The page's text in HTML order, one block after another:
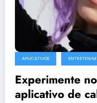
APLICATIVOS
Experimente
aplicativo de